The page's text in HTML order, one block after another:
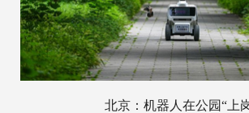
北京：机器人在公园“上